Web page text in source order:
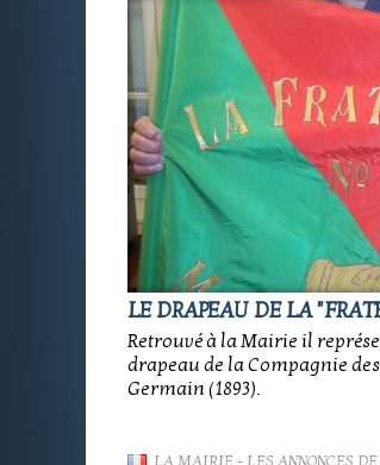
LE DRAPEAU DE LA
Retrouvé à la Mairie il
drapeau de la Compagnie
Germain (1893).